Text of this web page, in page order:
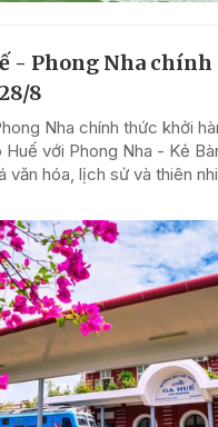
- Phong Nha
8
Nha chính thức khởi
với Phong Nha - Kẻ
văn hóa, lịch sử và thiên